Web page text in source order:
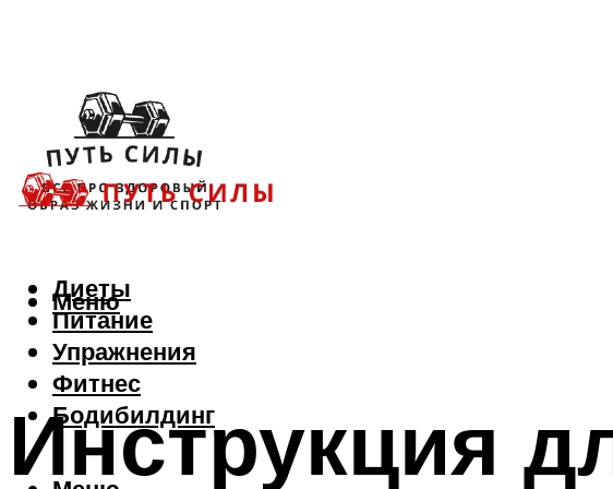
Диеты
Питание
Упражнения
Фитнес
Бодибилдинг
Меню
Инструкция